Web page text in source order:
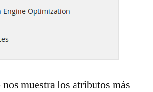
muestra los atributos más